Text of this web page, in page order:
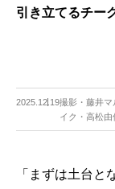
引き立てるチー
2025.12.19撮影・藤井
イク・高松
「まずは土台